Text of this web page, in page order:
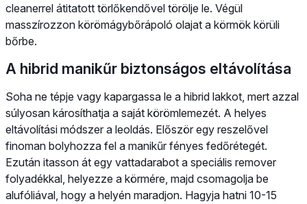
cleanerrel átitatott törlőkendővel törölje le. Végül
masszírozzon körömágybőrápoló olajat a körmök körüli
bőrbe.
A hibrid manikűr biztonságos eltávolítása
Soha ne tépje vagy kapargassa le a hibrid lakkot, mert azzal
súlyosan károsíthatja a saját körömlemezét. A helyes
eltávolítási módszer a leoldás. Először egy reszelővel
finoman bolyhozza fel a manikűr fényes fedőrétegét.
Ezután itasson át egy vattadarabot a speciális remover
folyadékkal, helyezze a körmére, majd csomagolja be
alufóliával, hogy a helyén maradjon. Hagyja hatni 10-15